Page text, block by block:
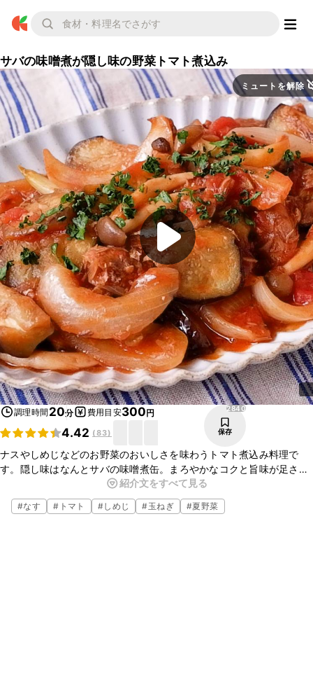
サバの味噌煮が隠し味の野菜トマト煮込み
ミュートを解除
調理時間 20分 費用目安300円
4.42 (83)
2840
保存
ナスやしめじなどのお野菜のおいしさを味わうトマト煮込み料理で
す。隠し味はなんとサバの味噌煮缶。まろやかなコクと旨味が足さ
れ、とてもおいしくなります。ニンニクの香りも食欲をそそります
ね。ぜひ、作ってみてくださいね。
紹介文をすべて見る
#なす # トマト #しめじ #玉ねぎ #夏野菜